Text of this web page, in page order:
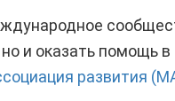
и оказать помощь
развития